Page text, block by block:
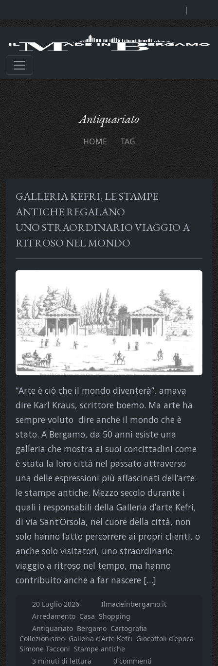
|
Antiquariato
HOME TAG
GALLERIA KEFRI, LE STAMPE
ANTICHE REGALANO
UNO STRAORDINARIO VIAGGIO A
RITROSO NEL MONDO
“Arte è ciò che il mondo diventerà”, amava
dire Karl Kraus, scrittore boemo. Ma arte ha
sempre voluto dire anche il mondo che è
stato. A Bergamo, da 50 anni esiste una
galleria che mostra ai suoi concittadini come
è stata la loro città nel passato attraverso
una delle espressioni più affascinati dell’arte:
le stampe antiche. Mezzo secolo durante i
quali i responsabili della Galleria d’arte Kefri,
di via Sant’Orsola, nel cuore della città, non
solo hanno fatto percorrere ai propri clienti, o
anche solo visitatori, uno straordinario
viaggio a ritroso nel tempo, ma hanno
contribuito anche a far nascere […]
20 Luglio 2026
Ilmadeinbergamo.it
Arredamento Casa Shopping
Antiquariato Bergamo Cartografia
Collezionismo Galleria d'Arte Kefri Giocattoli d'epoca
Simone Tacconi Stampe antiche
3 minuti di lettura
0 commenti